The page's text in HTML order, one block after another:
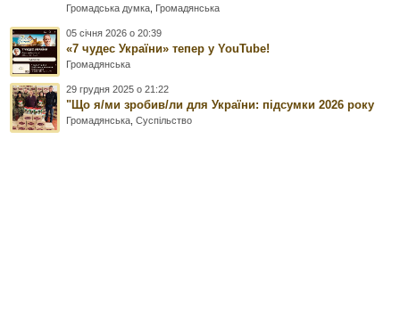
Громадська думка Громадянська
05 січня 2026 о 20:39
«7 чудес України» тепер у YouTube!
Громадянська
29 грудня 2025 о 21:22
"Що я/ми зробив/ли для України: підсумки 2026 року
Громадянська ,Суспільство